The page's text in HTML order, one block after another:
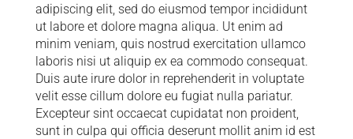
adipiscing elit, sed do eiusmod tempor incididunt
ut labore et dolore magna aliqua. Ut enim ad
minim veniam, quis nostrud exercitation ullamco
laboris nisi ut aliquip ex ea commodo consequat.
Duis aute irure dolor in reprehenderit in voluptate
velit esse cillum dolore eu fugiat nulla pariatur.
Excepteur sint occaecat cupidatat non proident,
sunt in culpa qui officia deserunt mollit anim id est